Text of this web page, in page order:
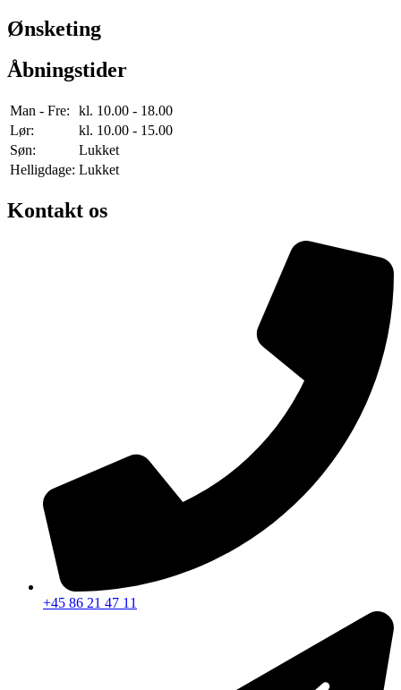
Ønsketing
Åbningstider
Man - Fre:
kl. 10.00 - 18.00
Lør:
kl. 10.00 - 15.00
Søn:
Lukket
Helligdage: Lukket
Kontakt os
+45 86 21 47 11